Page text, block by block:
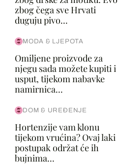
zbog čega sve Hrvati
duguju pivo...
MODA & LJEPOTA
Omiljene proizvode za
njegu sada možete kupiti i
usput, tijekom nabavke
namirnica...
DOM & UREĐENJE
Hortenzije vam klonu
tijekom vrućina? Ovaj laki
postupak održat će ih
bujnima...